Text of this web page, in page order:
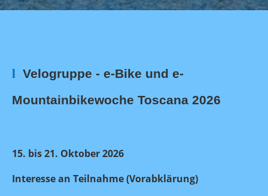
l Velogruppe - e-Bike und e-
Mountainbikewoche Toscana 2026
15. bis 21. Oktober 2026
Interesse an Teilnahme (Vorabklärung)